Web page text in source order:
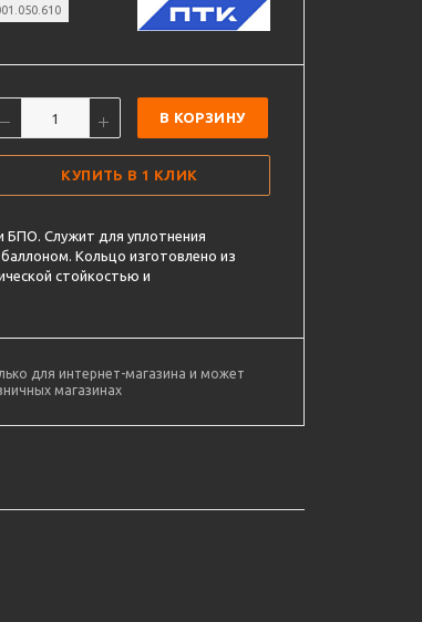
В КОРЗИНУ
КУПИТЬ В 1 КЛИК
БПО. Служит для уплотнения
Кольцо изготовлено из
стойкостью и
для интернет-магазина и может
магазинах